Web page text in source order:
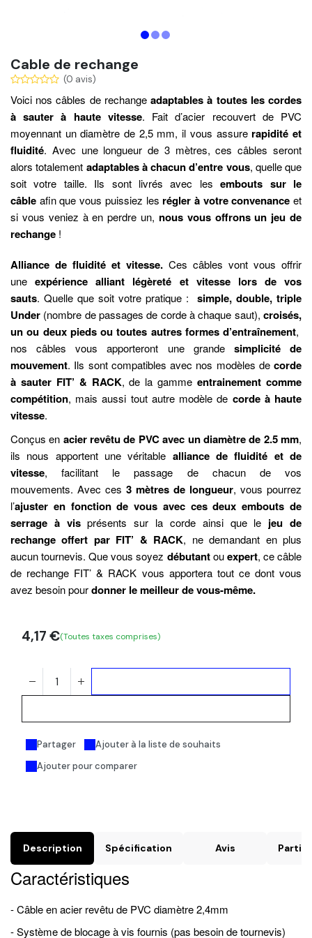
Cable de rechange
(0 avis)
Voici nos câbles de rechangeadaptables à toutes les cordes
à sauter à haute vitesse. Fait d’acier recouvert de PVC
moyennant un diamètre de 2,5 mm, il vous assurerapidité et
fluidité. Avec une longueur de 3 mètres, ces câbles seront
alors totalement adaptables à chacun d’entre vous, quelle que
soit votre taille. Ils sont livrés avec lesembouts sur le
câble afin que vous puissiez les régler à votre convenanceet
si vous veniez à en perdre un, nous vous offrons un jeu de
rechange !
Alliance de fluidité et vitesse. Ces câbles vont vous offrir
uneexpérience alliant légèreté et vitesse lors de vos
sauts. Quelle que soit votre pratique :
simple, double, triple
Under (nombre de passages de corde à chaque saut), croisés,
un ou deux pieds ou toutes autres formes d’entraînement,
nos câbles vous apporteront une grande simplicité de
mouvement. Ils sont compatibles avec nos modèles de corde
à sauter FIT’ & RACK, de la gammeentrainement comme
compétition, mais aussi tout autre modèle de corde à haute
vitesse.
Conçus en acier revêtu de PVC avec un diamètre de 2.5 mm,
ils nous apportent une véritable alliance de fluidité et de
vitesse, facilitant le passage de chacun de vos
mouvements. Avec ces 3 mètres de longueur, vous pourrez
l’ajuster en fonction de vous avec ces deux embouts de
serrage à visprésents sur la corde ainsi que le jeu de
rechange offert par FIT’ & RACK, ne demandant en plus
aucun tournevis. Que vous soyez débutantouexpert, ce câble
de rechange FIT’ & RACK vous apportera tout ce dont vous
avez besoin pourdonner le meilleur de vous-même.
Ajouter pour comparer
Partager Ajouter à la liste de souhaits
4,17 €(Toutes taxes comprises)
Description Spécification Avis
Caractéristiques
- Câble en acier revêtu de PVC diamètre 2,4mm
- Système de blocage à vis fournis (pas besoin de tournevis)